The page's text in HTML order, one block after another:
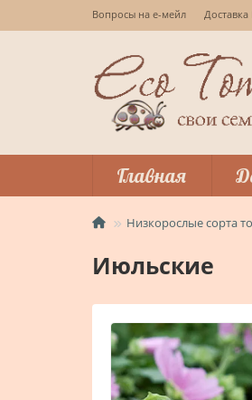
Вопросы на е-мейл
Главная
Низкорослые сорта
Июльские